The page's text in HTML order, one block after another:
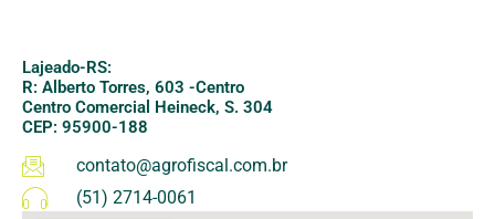
Lajeado-RS:
R: Alberto Torres, 603 -Centro
Centro Comercial Heineck, S. 304
CEP: 95900-188
contato@agrofiscal.com.br
(51) 2714-0061